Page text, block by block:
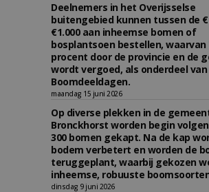
Deelnemers in het Overijsselse
buitengebied kunnen tussen de
€1.000 aan inheemse bomen of
bosplantsoen bestellen, waarvan
procent door de provincie en de
wordt vergoed, als onderdeel van
Boomdeeldagen.
maandag 15 juni 2026
Op diverse plekken in de
Bronckhorst worden begin
300 bomen gekapt. Na de kap
bodem verbetert en worden de
teruggeplant, waarbij gekozen
inheemse, robuuste
dinsdag 9 juni 2026